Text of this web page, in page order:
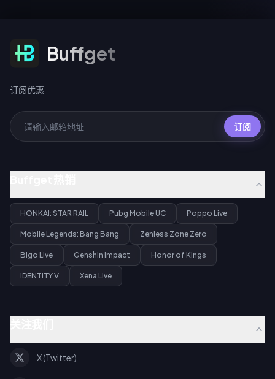
订阅优惠 Buffget
订阅优惠
订阅
HONKAI: STAR RAIL Pubg Mobile UC Poppo Live
Mobile Legends: Bang Bang Zenless Zone Zero
Bigo Live Genshin Impact Honor of Kings
IDENTITY V Xena Live
X (Twitter)